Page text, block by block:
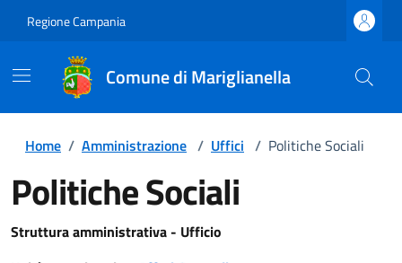
Regione Campania
Comune di Mariglianella
Home / Amministrazione / Uffici / Politiche Sociali
Politiche Sociali
Struttura amministrativa - Ufficio